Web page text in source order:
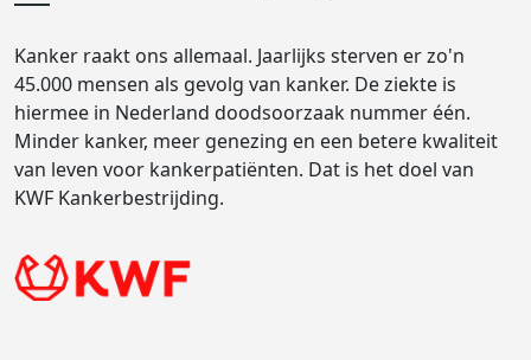
Kanker raakt ons allemaal. Jaarlijks sterven er zo'n
45.000 mensen als gevolg van kanker. De ziekte is
hiermee in Nederland doodsoorzaak nummer één.
Minder kanker, meer genezing en een betere kwaliteit
van leven voor kankerpatiënten. Dat is het doel van
KWF Kankerbestrijding.